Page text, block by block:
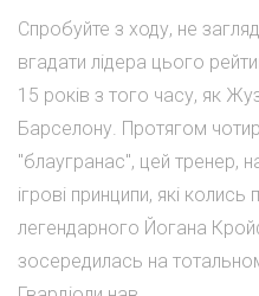
Спробуйте з ходу, не
вгадати лідера цього
15 років з того часу, як
Барселону. Протягом
"блаугранас", цей тренер,
ігрові принципи, які
легендарного Йогана
зосередилась на